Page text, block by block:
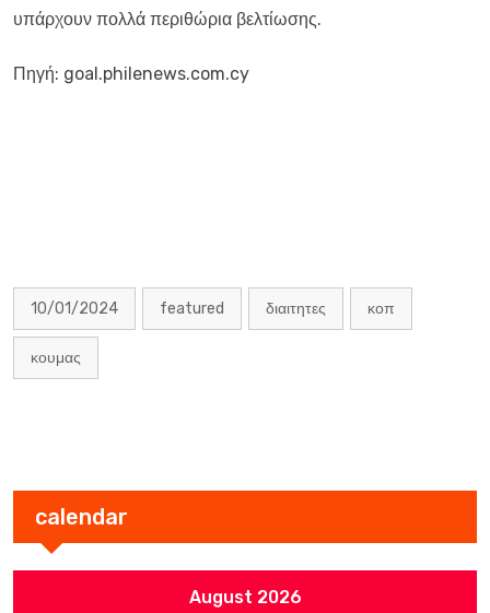
υπάρχουν πολλά περιθώρια βελτίωσης.
Πηγή: goal.philenews.com.cy
10/01/2024 featured διαιτητες κοπ
κουμας
calendar
August 2026